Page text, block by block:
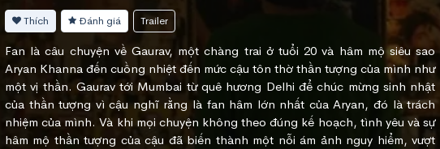
Thích Đánh giá Trailer
Fan là câu chuyện về Gaurav, một chàng trai ở tuổi 20 và hâm mộ siêu sao
Aryan Khanna đến cuồng nhiệt đến mức cậu tôn thờ thần tượng của mình như
một vị thần. Gaurav tới Mumbai từ quê hương Delhi để chúc mừng sinh nhật
của thần tượng vì cậu nghĩ rằng là fan hâm lớn nhất của Aryan, đó là trách
nhiệm của mình. Và khi mọi chuyện không theo đúng kế hoạch, tình yêu và sự
hâm mộ thần tượng của cậu đã biến thành một nỗi ám ảnh nguy hiểm, vượt